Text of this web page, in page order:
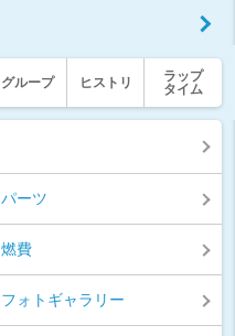
グループ ヒストリ
ラップ
タイム
パーツ
燃費
フォトギャラリー